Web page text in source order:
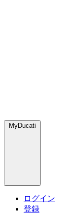
MyDucati
ログイン
登録